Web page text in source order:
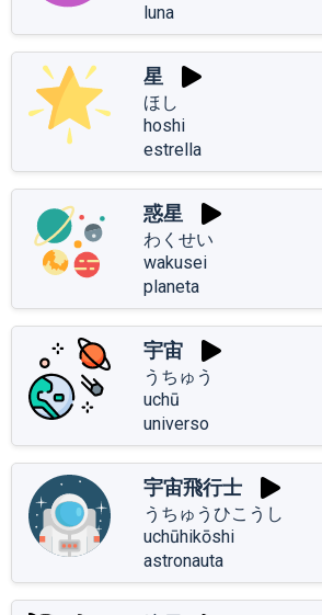
luna
星
ほし
hoshi
estrella
惑星
わくせい
wakusei
planeta
宇宙
うちゅう
uchū
universo
宇宙飛行士
うちゅうひこうし
uchūhikōshi
astronauta